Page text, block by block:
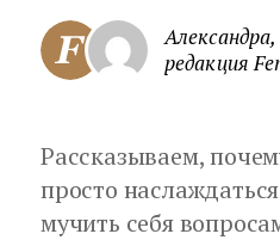
Александра,
редакция
Рассказываем,
просто
мучить себя